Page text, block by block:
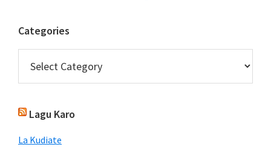
Categories
Lagu Karo
La Kudiate